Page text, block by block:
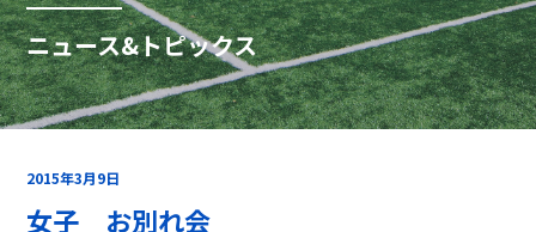
ニュース&トピックス
2015年3月9日
女子 お別れ会